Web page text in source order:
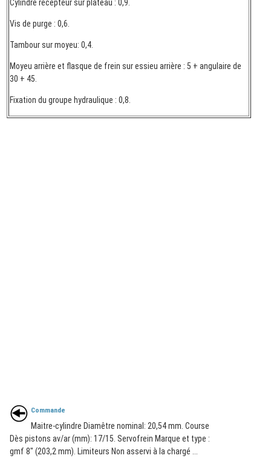
Cylindre recepteur sur plateau : 0,9.
Vis de purge : 0,6.
Tambour sur moyeu: 0,4.
Moyeu arrière et flasque de frein sur essieu arrière : 5 + angulaire de
30 + 45.
Fixation du groupe hydraulique : 0,8.
Commande
Maitre-cylindre Diamêtre nominal: 20,54 mm. Course
Dès pistons av/ar (mm): 17/15. Servofrein Marque et type :
gmf 8" (203,2 mm). Limiteurs Non asservi à la chargé ...